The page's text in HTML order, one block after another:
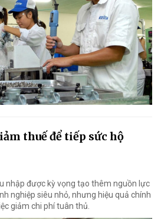
thuế để tiếp sức hộ
nhập được kỳ vọng tạo thêm nguồn lực
nghiệp siêu nhỏ, nhưng hiệu quả chính
giảm chi phí tuân thủ.